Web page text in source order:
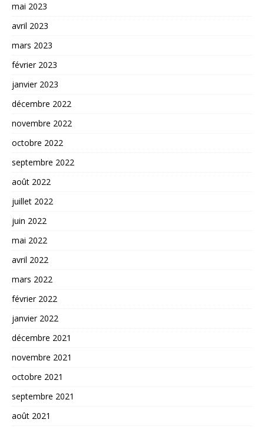
mai 2023
avril 2023
mars 2023
février 2023
janvier 2023
décembre 2022
novembre 2022
octobre 2022
septembre 2022
août 2022
juillet 2022
juin 2022
mai 2022
avril 2022
mars 2022
février 2022
janvier 2022
décembre 2021
novembre 2021
octobre 2021
septembre 2021
août 2021